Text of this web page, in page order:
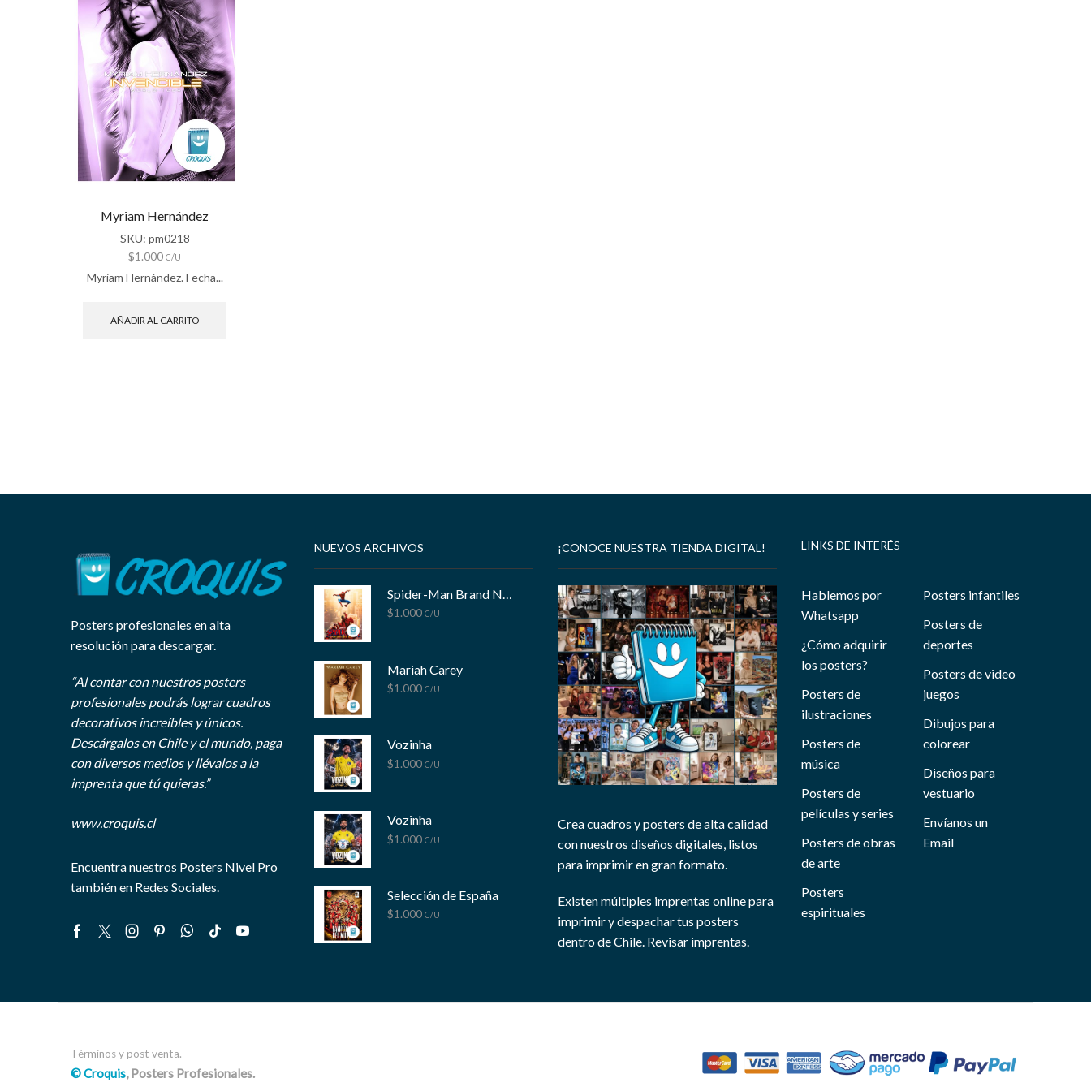
Myriam Hernández
SKU: pm0218
$1.000 C/U
Myriam Hernández. Fecha...
AÑADIR AL CARRITO
Posters profesionales en alta
resolución para descargar.
“Al contar con nuestros posters
profesionales podrás lograr cuadros
decorativos increíbles y únicos.
Descárgalos en Chile y el mundo, paga
con diversos medios y llévalos a la
imprenta que tú quieras.”
www.croquis.cl
Encuentra nuestros Posters Nivel Pro
también en Redes Sociales.
Facebook
TwitterInstagram
PinterestWhatsapp
Tik- Youtube
NUEVOS ARCHIVOS
$1.000 C/U
Mariah Carey
$1.000 C/U
Vozinha
$1.000 C/U
Vozinha
$1.000 C/U
Selección de España
$1.000 C/U
¡CONOCE NUESTRA TIENDA DIGITAL!
Crea cuadros y posters de alta calidad
con nuestros diseños digitales, listos
para imprimir en gran formato.
Existen múltiples imprentas online para
imprimir y despachar tus posters
dentro de Chile. Revisar imprentas.
LINKS DE INTERÉS
Hablemos por
Whatsapp
¿Cómo adquirir
los posters?
Posters de
ilustraciones
Posters de
música
Posters de
películas y series
Posters de obras
de arte
Posters
espirituales
Posters infantiles
Posters de
deportes
Posters de video
juegos
Dibujos para
colorear
Diseños para
vestuario
Envíanos un
Email
Términos y post venta.
© Croquis, Posters Profesionales.